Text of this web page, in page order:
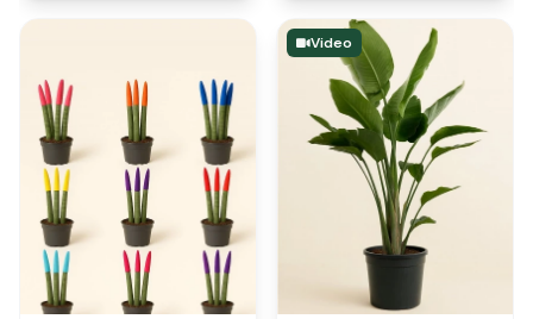
Video